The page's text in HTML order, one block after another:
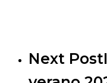
Next Post